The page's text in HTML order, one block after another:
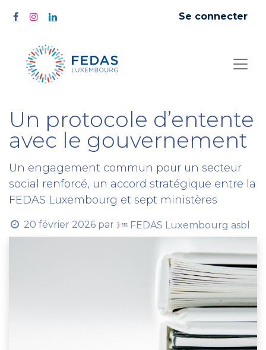
Se connecter
Un protocole d’entente
avec le gouvernement
Un engagement commun pour un secteur
social renforcé, un accord stratégique entre la
FEDAS Luxembourg et sept ministères
20 février 2026 par FEDAS Luxembourg asbl